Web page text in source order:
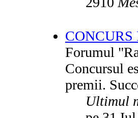
Forumul
Concursul
premii.
Ultimul